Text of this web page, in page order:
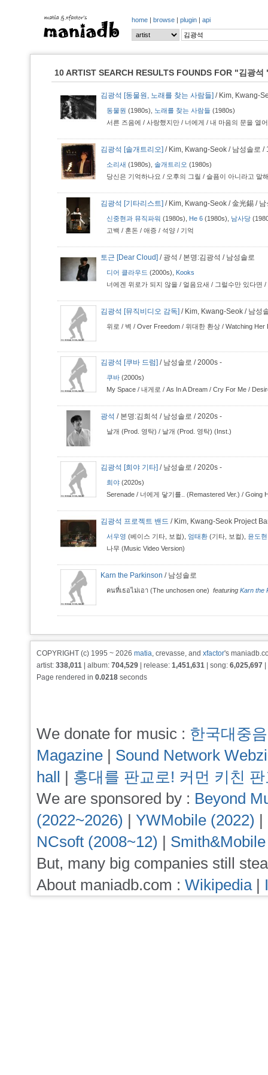
home | browse | plugin | api
10 ARTIST SEARCH RESULTS FOUNDS FOR "김광석
김광석 [동물원, 노래를 찾는 사람들] / Kim, Kwang-
동물원 (1980s), 노래를 찾는 사람들 (1980s)
서른 즈음에 / 사랑했지만 / 너에게 / 내 마음의 문을 열
김광석 [솔개트리오] / Kim, Kwang-Seok / 남성솔로 /
소리새 (1980s), 솔개트리오 (1980s)
당신은 기억하나요 / 오후의 그릴 / 슬픔이 아니라고 말
김광석 [기타리스트] / Kim, Kwang-Seok / 金光錫 /
신중현과 뮤직파워 (1980s), He 6 (1980s), 남사당
고백 / 혼돈 / 애증 / 석양 / 기억
토근 [Dear Cloud] / 광석 / 본명:김광석 / 남성솔로
디어 클라우드 (2000s), Kooks
너에겐 위로가 되지 않을 / 얼음요새 / 그럴수만 있다면 /
김광석 [뮤직비디오 감독] / Kim, Kwang-Seok / 남성
위로 / 벽 / Over Freedom / 위대한 환상 / Watching Her
김광석 [쿠바 드럼] / 남성솔로 / 2000s -
쿠바 (2000s)
My Space / 내게로 / As In A Dream / Cry For Me /
광석 / 본명:김희석 / 남성솔로 / 2020s -
날개 (Prod. 영탁) / 날개 (Prod. 영탁) (Inst.)
김광석 [희야 기타] / 남성솔로 / 2020s -
희야 (2020s)
Serenade / 너에게 닿기를.. (Remastered Ver.) / Going
김광석 프로젝트 밴드 / Kim, Kwang-Seok Project
서우영 (베이스 기타, 보컬), 엄태환 (기타, 보컬), 윤도현
나무 (Music Video Version)
Karn the Parkinson / 남성솔로
คนที่เธอไม่เอา (The unchosen one) featuring Karn the
COPYRIGHT (c) 1995 ~ 2026 matia, crevasse, and xfactor's
artist: 338,011 | album: 704,529 | release: 1,451,631 | song: 6,025,697
Page rendered in 0.0218 seconds
We donate for music : 한국대중
Magazine | Sound Network
hall | 홍대를 판교로! 커먼 키친
We are sponsored by : Beyond
(2022~2026) | YWMobile (2022) |
NCsoft (2008~12) |
But, many big companies still
About maniadb.com : Wikipedia|